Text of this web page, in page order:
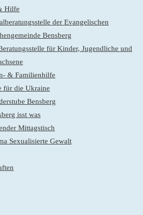
Hilfe
der Evangelischen
Bensberg
für Kinder, Jugendliche und
& Familienhilfe
für die Ukraine
Bensberg
isst was
Mittagstisch
Sexualisierte Gewalt